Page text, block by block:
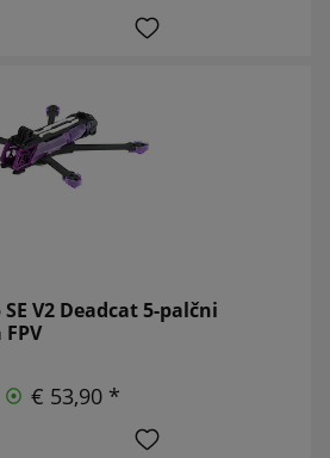
V2 Deadcat 5-palčni
€ 53,90 *